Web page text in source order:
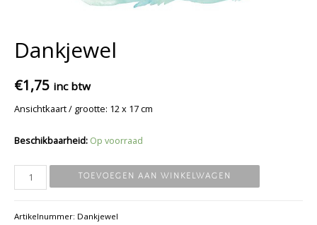
Dankjewel
€1,75 inc btw
Ansichtkaart / grootte: 12 x 17 cm
Beschikbaarheid: Op voorraad
Dankjewel
aantal
TOEVOEGEN AAN WINKELWAGEN
Artikelnummer: Dankjewel